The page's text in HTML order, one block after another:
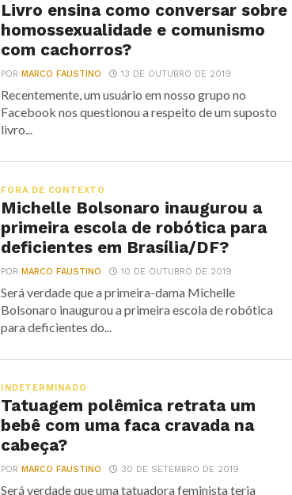
Livro ensina como conversar sobre
homossexualidade e comunismo
com cachorros?
PORMARCO FAUSTINO 13 DE OUTUBRO DE 2019
Recentemente, um usuário em nosso grupo no
Facebook nos questionou a respeito de um suposto
livro...
FORA DE CONTEXTO
Michelle Bolsonaro inaugurou a
primeira escola de robótica para
deficientes em Brasília/DF?
PORMARCO FAUSTINO 10 DE OUTUBRO DE 2019
Será verdade que a primeira-dama Michelle
Bolsonaro inaugurou a primeira escola de robótica
para deficientes do...
INDETERMINADO
Tatuagem polêmica retrata um
bebê com uma faca cravada na
cabeça?
PORMARCO FAUSTINO 30 DE SETEMBRO DE 2019
Será verdade que uma tatuadora feminista teria